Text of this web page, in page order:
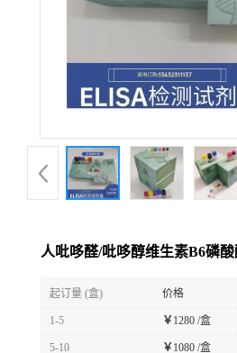
人吡哆醛/吡哆醇维生素B6磷
起订量 (盒) 价格
1-5 ￥1280 /盒
5-10 ￥1080 /盒